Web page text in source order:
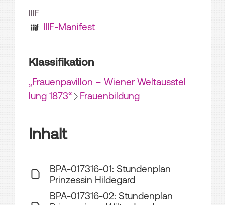
IIIF
IIIF-Manifest
Klassifikation
„Frauenpavillon – Wiener Weltausstel
lung 1873“
Frauenbildung
Inhalt
BPA-017316-01: Stundenplan
Prinzessin Hildegard
BPA-017316-02: Stundenplan